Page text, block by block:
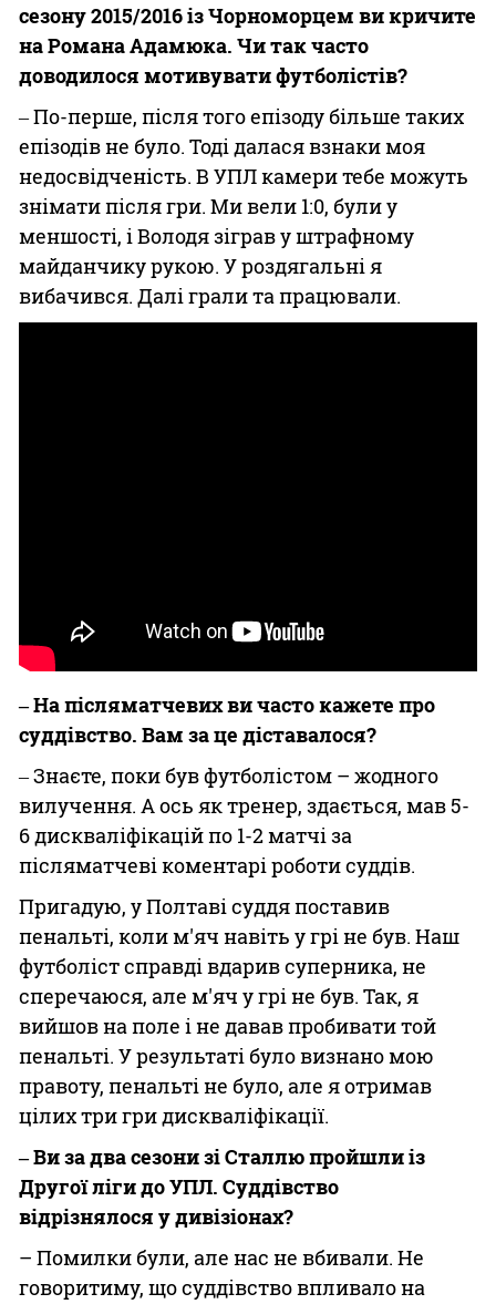
сезону 2015/2016 із Чорноморцем ви кричите
на Романа Адамюка. Чи так часто
доводилося мотивувати футболістів?
‒ По-перше, після того епізоду більше таких
епізодів не було. Тоді далася взнаки моя
недосвідченість. В УПЛ камери тебе можуть
знімати після гри. Ми вели 1:0, були у
меншості, і Володя зіграв у штрафному
майданчику рукою. У роздягальні я
вибачився. Далі грали та працювали.
‒ На післяматчевих ви часто кажете про
суддівство. Вам за це діставалося?
‒ Знаєте, поки був футболістом – жодного
вилучення. А ось як тренер, здається, мав 5-
6 дискваліфікацій по 1-2 матчі за
післяматчеві коментарі роботи суддів.
Пригадую, у Полтаві суддя поставив
пенальті, коли м'яч навіть у грі не був. Наш
футболіст справді вдарив суперника, не
сперечаюся, але м'яч у грі не був. Так, я
вийшов на поле і не давав пробивати той
пенальті. У результаті було визнано мою
правоту, пенальті не було, але я отримав
цілих три гри дискваліфікації.
‒ Ви за два сезони зі Сталлю пройшли із
Другої ліги до УПЛ. Суддівство
відрізнялося у дивізіонах?
– Помилки були, але нас не вбивали. Не
говоритиму, що суддівство впливало на